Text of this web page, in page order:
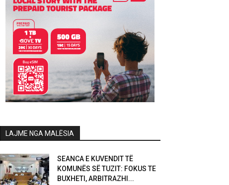
LAJME NGA MALËSIA
SEANCA E KUVENDIT TË
KOMUNËS SË TUZIT: FOKUS TE
BUXHETI, ARBITRAZHI...